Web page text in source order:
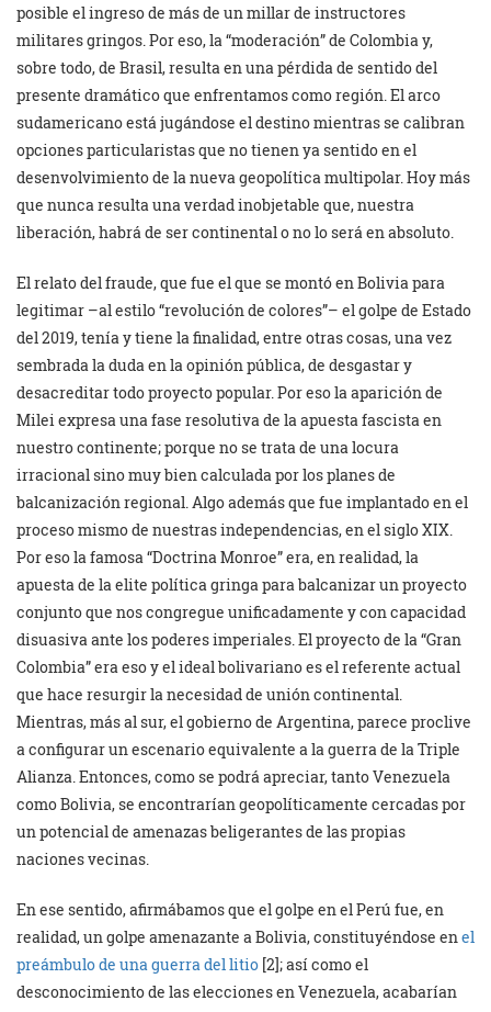
posible el ingreso de más de un millar de instructores
militares gringos. Por eso, la “moderación” de Colombia y,
sobre todo, de Brasil, resulta en una pérdida de sentido del
presente dramático que enfrentamos como región. El arco
sudamericano está jugándose el destino mientras se calibran
opciones particularistas que no tienen ya sentido en el
desenvolvimiento de la nueva geopolítica multipolar. Hoy más
que nunca resulta una verdad inobjetable que, nuestra
liberación, habrá de ser continental o no lo será en absoluto.
El relato del fraude, que fue el que se montó en Bolivia para
legitimar –al estilo “revolución de colores”– el golpe de Estado
del 2019, tenía y tiene la finalidad, entre otras cosas, una vez
sembrada la duda en la opinión pública, de desgastar y
desacreditar todo proyecto popular. Por eso la aparición de
Milei expresa una fase resolutiva de la apuesta fascista en
nuestro continente; porque no se trata de una locura
irracional sino muy bien calculada por los planes de
balcanización regional. Algo además que fue implantado en el
proceso mismo de nuestras independencias, en el siglo XIX.
Por eso la famosa “Doctrina Monroe” era, en realidad, la
apuesta de la elite política gringa para balcanizar un proyecto
conjunto que nos congregue unificadamente y con capacidad
disuasiva ante los poderes imperiales. El proyecto de la “Gran
Colombia” era eso y el ideal bolivariano es el referente actual
que hace resurgir la necesidad de unión continental.
Mientras, más al sur, el gobierno de Argentina, parece proclive
a configurar un escenario equivalente a la guerra de la Triple
Alianza. Entonces, como se podrá apreciar, tanto Venezuela
como Bolivia, se encontrarían geopolíticamente cercadas por
un potencial de amenazas beligerantes de las propias
naciones vecinas.
En ese sentido, afirmábamos que el golpe en el Perú fue, en
realidad, un golpe amenazante a Bolivia, constituyéndose enel
preámbulo de una guerra del litio [2]; así como el
desconocimiento de las elecciones en Venezuela, acabarían